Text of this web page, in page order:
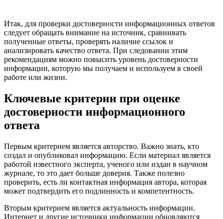
Итак, для проверки достоверности информационных ответов
следует обращать внимание на источник, сравнивать
полученные ответы, проверять наличие ссылок и
анализировать качество ответа. При следовании этим
рекомендациям можно повысить уровень достоверности
информации, которую мы получаем и используем в своей
работе или жизни.
Ключевые критерии при оценке
достоверности информационного
ответа
Первым критерием является авторство. Важно знать, кто
создал и опубликовал информацию. Если материал является
работой известного эксперта, ученого или издан в научном
журнале, то это дает больше доверия. Также полезно
проверить, есть ли контактная информация автора, которая
может подтвердить его подлинность и компетентность.
Вторым критерием является актуальность информации.
Интернет и другие источники информации обновляются